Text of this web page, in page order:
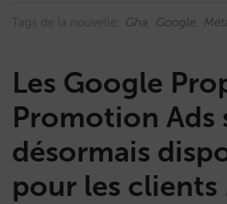
Tags de la nouvelle: Gha Google
Les Google
Promotion Ads
désormais
pour les clients